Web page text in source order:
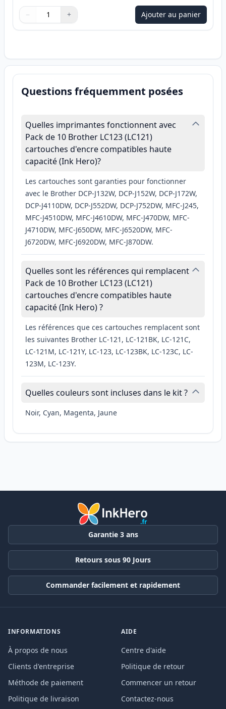
Quantité
Utilisez les boutons pour ajuster
− +
Quantité Ajouter au panier
Questions fréquemment posées
Quelles imprimantes fonctionnent avec
Pack de 10 Brother LC123 (LC121)
cartouches d'encre compatibles haute
capacité (Ink Hero)?
Les cartouches sont garanties pour fonctionner
avec le Brother DCP-J132W, DCP-J152W, DCP-J172W,
DCP-J4110DW, DCP-J552DW, DCP-J752DW, MFC-J245,
MFC-J4510DW, MFC-J4610DW, MFC-J470DW, MFC-
J4710DW, MFC-J650DW, MFC-J6520DW, MFC-
J6720DW, MFC-J6920DW, MFC-J870DW.
Quelles sont les références qui remplacent
Pack de 10 Brother LC123 (LC121)
cartouches d'encre compatibles haute
capacité (Ink Hero) ?
Les références que ces cartouches remplacent sont
les suivantes Brother LC-121, LC-121BK, LC-121C,
LC-121M, LC-121Y, LC-123, LC-123BK, LC-123C, LC-
123M, LC-123Y.
Quelles couleurs sont incluses dans le kit ?
Noir, Cyan, Magenta, Jaune
Garantie 3 ans
Retours sous 90 Jours
Commander facilement et rapidement
INFORMATIONS
À propos de nous
Clients d'entreprise
Méthode de paiement
Politique de livraison
AIDE
Centre d'aide
Politique de retour
Commencer un retour
Contactez-nous